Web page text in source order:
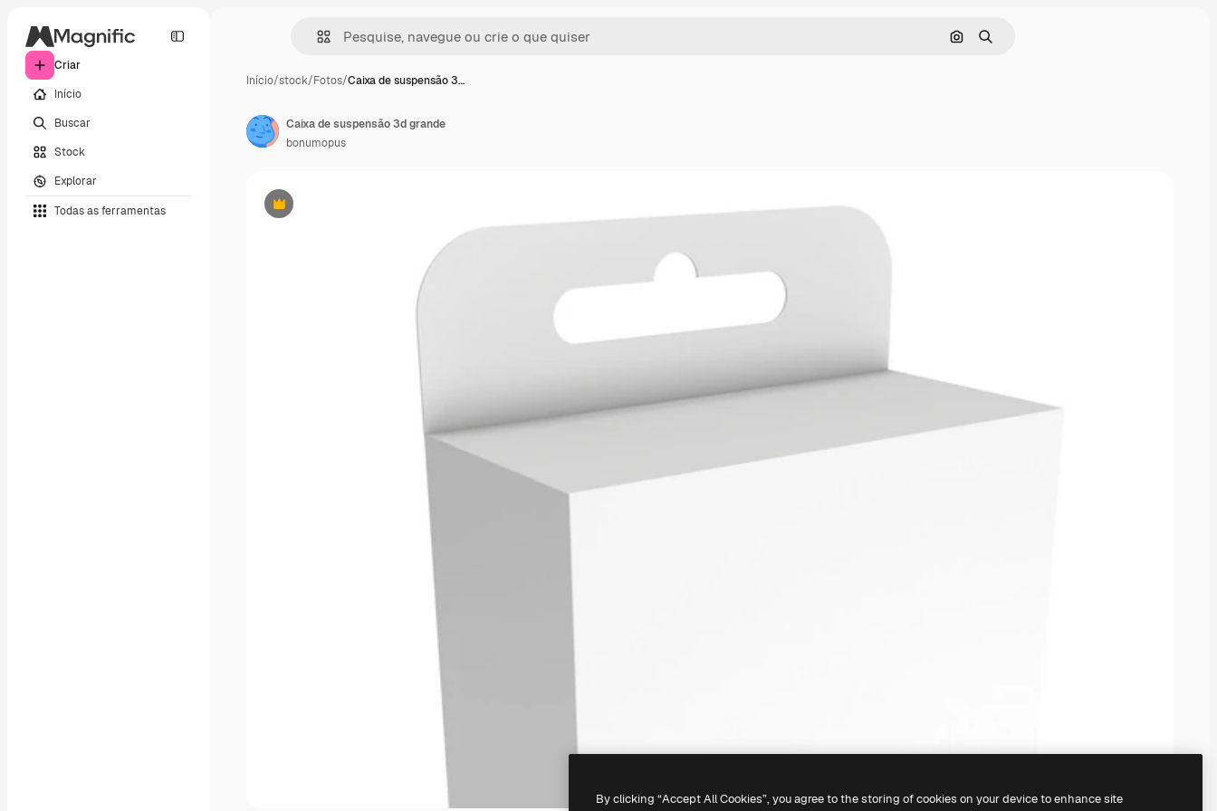
Criar
Início
Buscar
Stock
Explorar
Todas as ferramentas
Pesquisar por imagem
Buscar
Início/stock/Fotos/Caixa de suspensão 3…
Premium
Caixa de suspensão 3d grande
bonumopus
By clicking “Accept All Cookies”, you agree to the storing of cookies on your device to enhance site